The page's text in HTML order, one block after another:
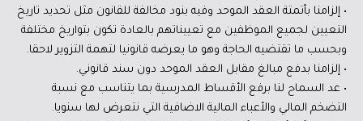
• إلزامنا بأتمتة العقد الموحد وفيه بنود مخالفة للقانون مثل تحديد تاريخ
التعيين لجميع الموظفين مع تعييناتهم بالعادة تكون بتواريخ مختلفة
وبحسب ما تقتضيه الحاجة وهو ما يعرضه قانونيا لتهمة التزوير لاحقا.
• إلزامنا بدفع مبالغ مقابل العقد الموحد دون سند قانوني.
• عد السماح لنا برفع الأقساط المدرسية بما يتناسب مع نسبة
التضخم المالي والأعباء المالية الاضافية التي نتعرض لها سنويا.